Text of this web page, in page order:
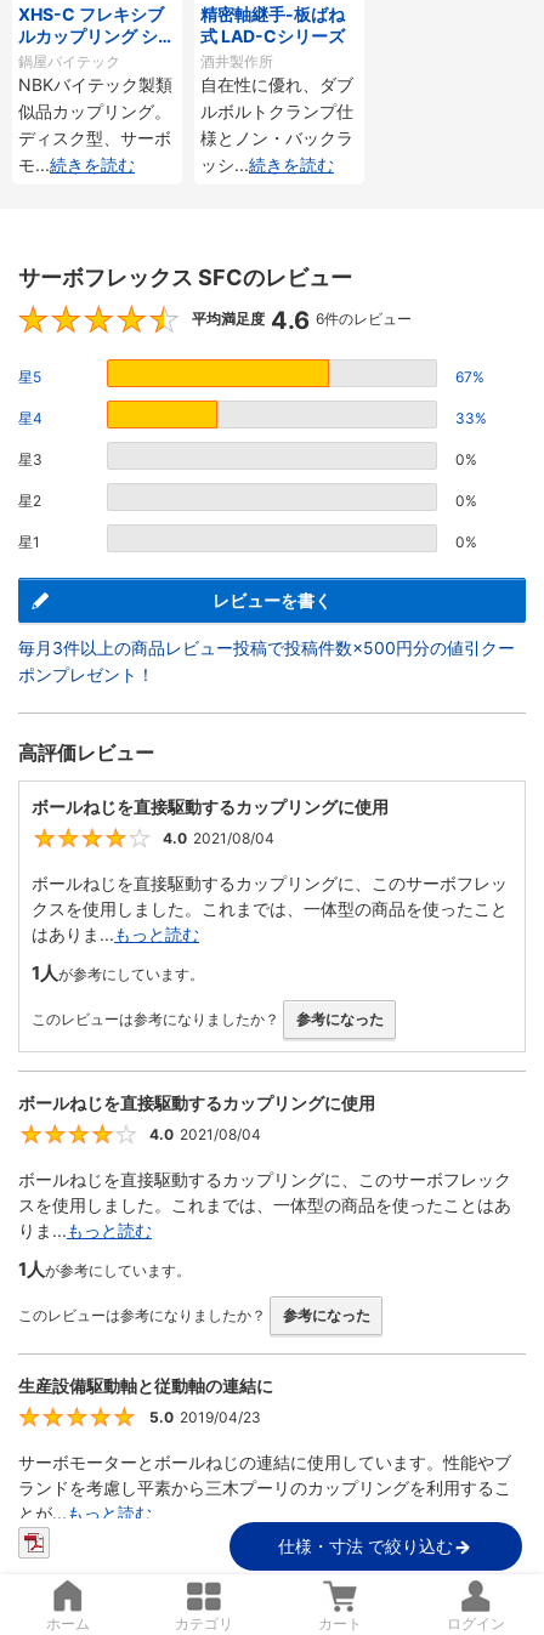
XHS-C フレキシブ
ルカップリング シン
グルディスクタイプ
鍋屋バイテック
NBKバイテック製類
似品カップリング。
ディスク型、サーボ
モ...続きを読む
精密軸継手-板ばね
式 LAD-Cシリーズ
酒井製作所
自在性に優れ、ダブ
ルボルトクランプ仕
様とノン・バックラ
ッシ...続きを読む
サーボフレックス SFCのレビュー
4.6
平均満足度 4.6 6件のレビュー
星5 67%
星4 33%
星3 0%
星2 0%
星1 0%
レビューを書く
毎月3件以上の商品レビュー投稿で投稿件数×500円分の値引クー
ポンプレゼント！
高評価レビュー
ボールねじを直接駆動するカップリングに使用
4
4.0 2021/08/04
ボールねじを直接駆動するカップリングに、このサーボフレッ
クスを使用しました。これまでは、一体型の商品を使ったこと
はありま...もっと読む
1人が参考にしています。
このレビューは参考になりましたか？ 参考になった
ボールねじを直接駆動するカップリングに使用
4
4.0 2021/08/04
ボールねじを直接駆動するカップリングに、このサーボフレック
スを使用しました。これまでは、一体型の商品を使ったことはあ
りま...もっと読む
1人が参考にしています。
このレビューは参考になりましたか？ 参考になった
生産設備駆動軸と従動軸の連結に
5
5.0 2019/04/23
サーボモーターとボールねじの連結に使用しています。性能やブ
ランドを考慮し平素から三木プーリのカップリングを利用するこ
とが...もっと読む
1人が参考にしています。
このレビューは参考になりましたか？ 参考になった
仕様・寸法 で絞り込む
ホーム カテゴリ カート ログイン